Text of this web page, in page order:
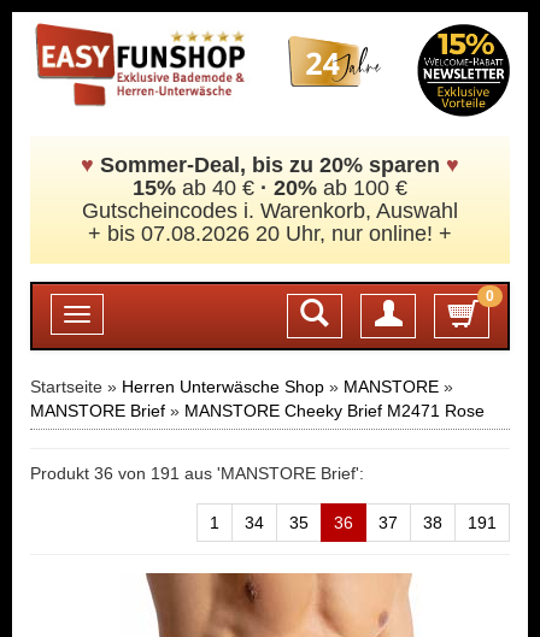
♥ Sommer-Deal, bis zu 20% sparen ♥
15% ab 40 € · 20% ab 100 €
Gutscheincodes i. Warenkorb, Auswahl
+ bis 07.08.2026 20 Uhr, nur online! +
Toggle
navigation
0
Login
Startseite » Herren Unterwäsche Shop » MANSTORE »
MANSTORE Brief » MANSTORE Cheeky Brief M2471 Rose
Produkt 36 von 191 aus 'MANSTORE Brief':
1 34 35 36 37 38 191